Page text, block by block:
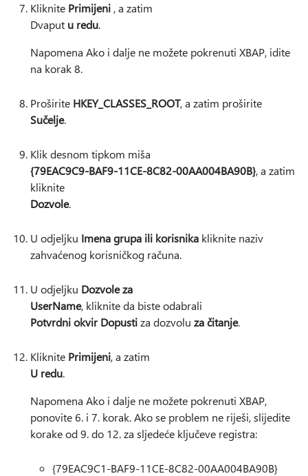
Kliknite Primijeni , a zatim
Dvaput u redu.
Napomena Ako i dalje ne možete pokrenuti XBAP, idite
na korak 8.
Proširite HKEY_CLASSES_ROOT, a zatim proširite
Sučelje.
Klik desnom tipkom miša
{79EAC9C9-BAF9-11CE-8C82-00AA004BA90B}, a zatim
kliknite
Dozvole.
U odjeljku Imena grupa ili korisnika kliknite naziv
zahvaćenog korisničkog računa.
U odjeljku Dozvole za
UserName, kliknite da biste odabrali
Potvrdni okvir Dopustiza dozvolu za čitanje.
Kliknite Primijeni, a zatim
U redu.
Napomena Ako i dalje ne možete pokrenuti XBAP,
ponovite 6. i 7. korak. Ako se problem ne riješi, slijedite
korake od 9. do 12. za sljedeće ključeve registra:
{79EAC9C1-BAF9-11CE-8C82-00AA004BA90B}